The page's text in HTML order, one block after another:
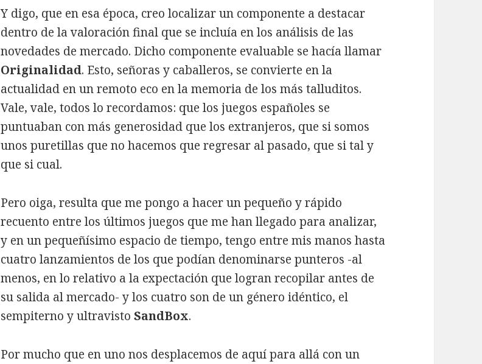
Y digo, que en esa época, creo localizar un componente a destacar
dentro de la valoración final que se incluía en los análisis de las
novedades de mercado. Dicho componente evaluable se hacía llamar
Originalidad. Esto, señoras y caballeros, se convierte en la
actualidad en un remoto eco en la memoria de los más talluditos.
Vale, vale, todos lo recordamos: que los juegos españoles se
puntuaban con más generosidad que los extranjeros, que si somos
unos puretillas que no hacemos que regresar al pasado, que si tal y
que si cual.
Pero oiga, resulta que me pongo a hacer un pequeño y rápido
recuento entre los últimos juegos que me han llegado para analizar,
y en un pequeñísimo espacio de tiempo, tengo entre mis manos hasta
cuatro lanzamientos de los que podían denominarse punteros -al
menos, en lo relativo a la expectación que logran recopilar antes de
su salida al mercado- y los cuatro son de un género idéntico, el
sempiterno y ultravistoSandBox.
Por mucho que en uno nos desplacemos de aquí para allá con un